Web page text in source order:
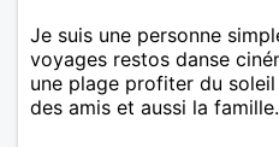
Je suis une personne
voyages restos danse
une plage profiter du
des amis et aussi la famille.